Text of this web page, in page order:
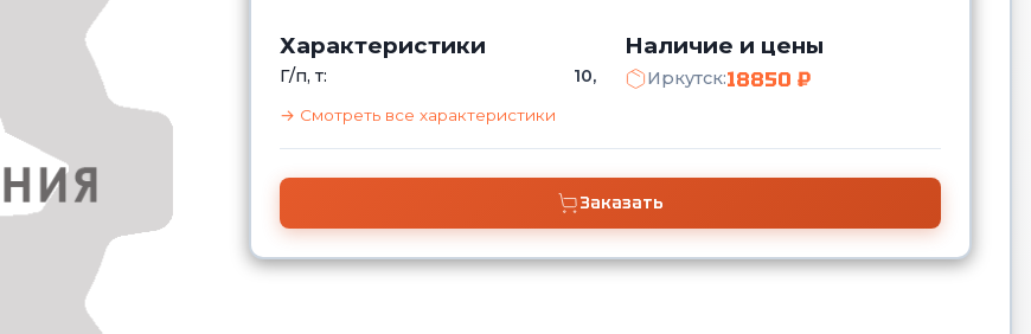
Характеристики
Г/п, т: 10,
→ Смотреть все характеристики
Наличие и цены
Иркутск:18850 ₽
Заказать